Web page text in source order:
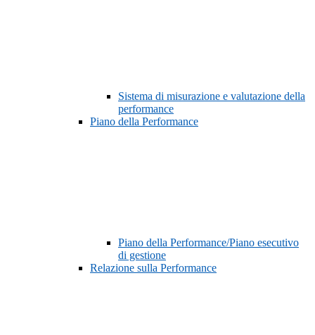
Sistema di misurazione e valutazione della
performance
Piano della Performance
Piano della Performance/Piano esecutivo
di gestione
Relazione sulla Performance